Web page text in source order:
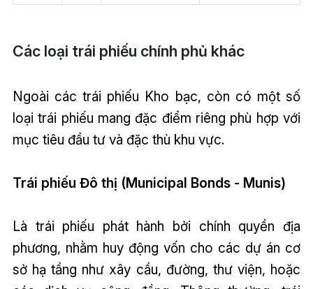
Các loại trái phiếu chính phủ khác
Ngoài các trái phiếu Kho bạc, còn có một số
loại trái phiếu mang đặc điểm riêng phù hợp với
mục tiêu đầu tư và đặc thù khu vực.
Trái phiếu Đô thị (Municipal Bonds - Munis)
Là trái phiếu phát hành bởi chính quyền địa
phương, nhằm huy động vốn cho các dự án cơ
sở hạ tầng như xây cầu, đường, thư viện, hoặc